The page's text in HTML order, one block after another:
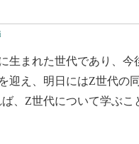
生まれた世代であり、今
迎え、明日にはZ世代の
、Z世代について学ぶこ